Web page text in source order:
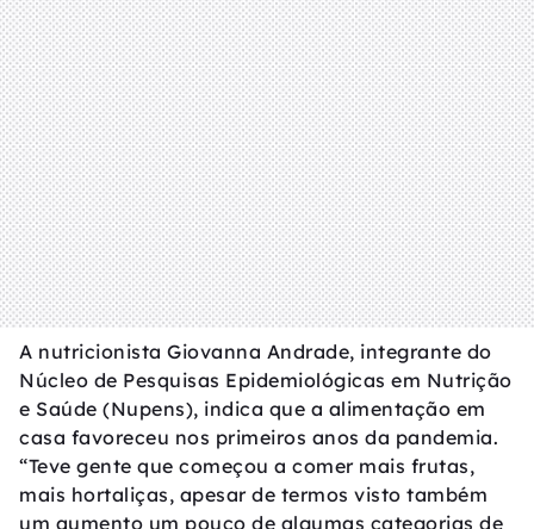
A nutricionista Giovanna Andrade, integrante do
Núcleo de Pesquisas Epidemiológicas em Nutrição
e Saúde (Nupens), indica que a alimentação em
casa favoreceu nos primeiros anos da pandemia.
“Teve gente que começou a comer mais frutas,
mais hortaliças, apesar de termos visto também
um aumento um pouco de algumas categorias de